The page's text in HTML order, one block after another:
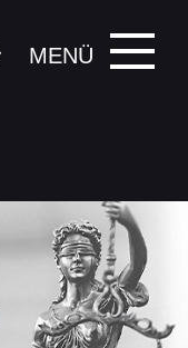
MENÜ